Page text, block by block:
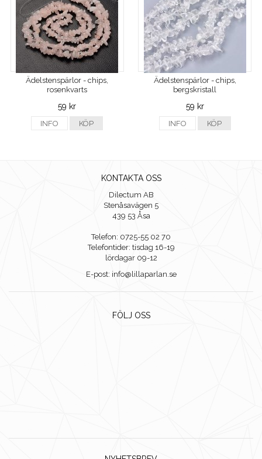
Ädelstenspärlor - chips,
rosenkvarts
59 kr
INFO KÖP
Ädelstenspärlor - chips,
bergskristall
59 kr
INFO KÖP
KONTAKTA OSS
Dilectum AB
Stenåsavägen 5
439 53 Åsa
Telefon: 0725-55 02 70
Telefontider: tisdag 16-19
lördagar 09-12
E-post: info@lillaparlan.se
FÖLJ OSS